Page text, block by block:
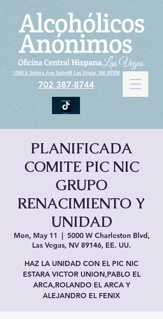
1940 E Sahara Ave Suite#B Las Vegas, NV 89104
702 387-8744
PLANIFICADA
COMITE PIC NIC
GRUPO
RENACIMIENTO Y
UNIDAD
Mon, May 11
  |
5000 W Charleston Blvd,
Las Vegas, NV 89146, EE. UU.
HAZ LA UNIDAD CON EL PIC NIC
ESTARA VICTOR UNION,PABLO EL
ARCA,ROLANDO EL ARCA Y
ALEJANDRO EL FENIX